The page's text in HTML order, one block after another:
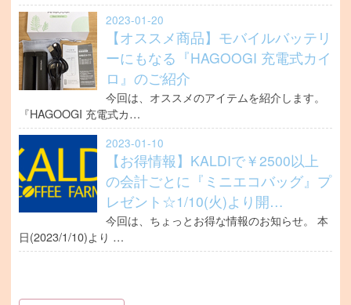
2023-01-20
【オススメ商品】モバイルバッテリ
ーにもなる『HAGOOGI 充電式カイ
ロ』のご紹介
今回は、オススメのアイテムを紹介します。
『HAGOOGI 充電式カ…
2023-01-10
【お得情報】KALDIで￥2500以上
の会計ごとに『ミニエコバッグ』プ
レゼント☆1/10(火)より開…
今回は、ちょっとお得な情報のお知らせ。 本
日(2023/1/10)より …